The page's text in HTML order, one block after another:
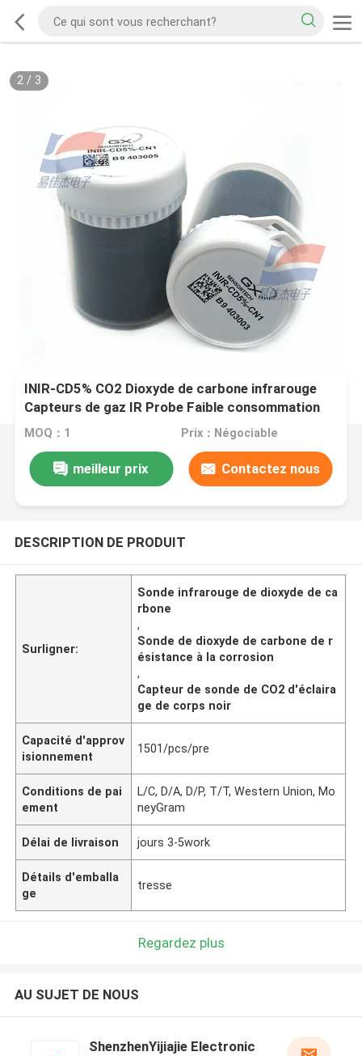
2/ 3
INIR-CD5% CO2 Dioxyde de carbone infrarouge
Capteurs de gaz IR Probe Faible consommation
d'énergie
MOQ：1 Prix：Négociable
meilleur prix Contactez nous
DESCRIPTION DE PRODUIT
Surligner:
Sonde infrarouge de dioxyde de ca
rbone
,
Sonde de dioxyde de carbone de r
ésistance à la corrosion
,
Capteur de sonde de CO2 d'éclaira
ge de corps noir
Capacité d'approv
isionnement
1501/pcs/pre
Conditions de pai
ement
L/C, D/A, D/P, T/T, Western Union, Mo
neyGram
Délai de livraison jours 3-5work
Détails d'emballa
ge
tresse
Regardez plus
AU SUJET DE NOUS
ShenzhenYijiajie Electronic